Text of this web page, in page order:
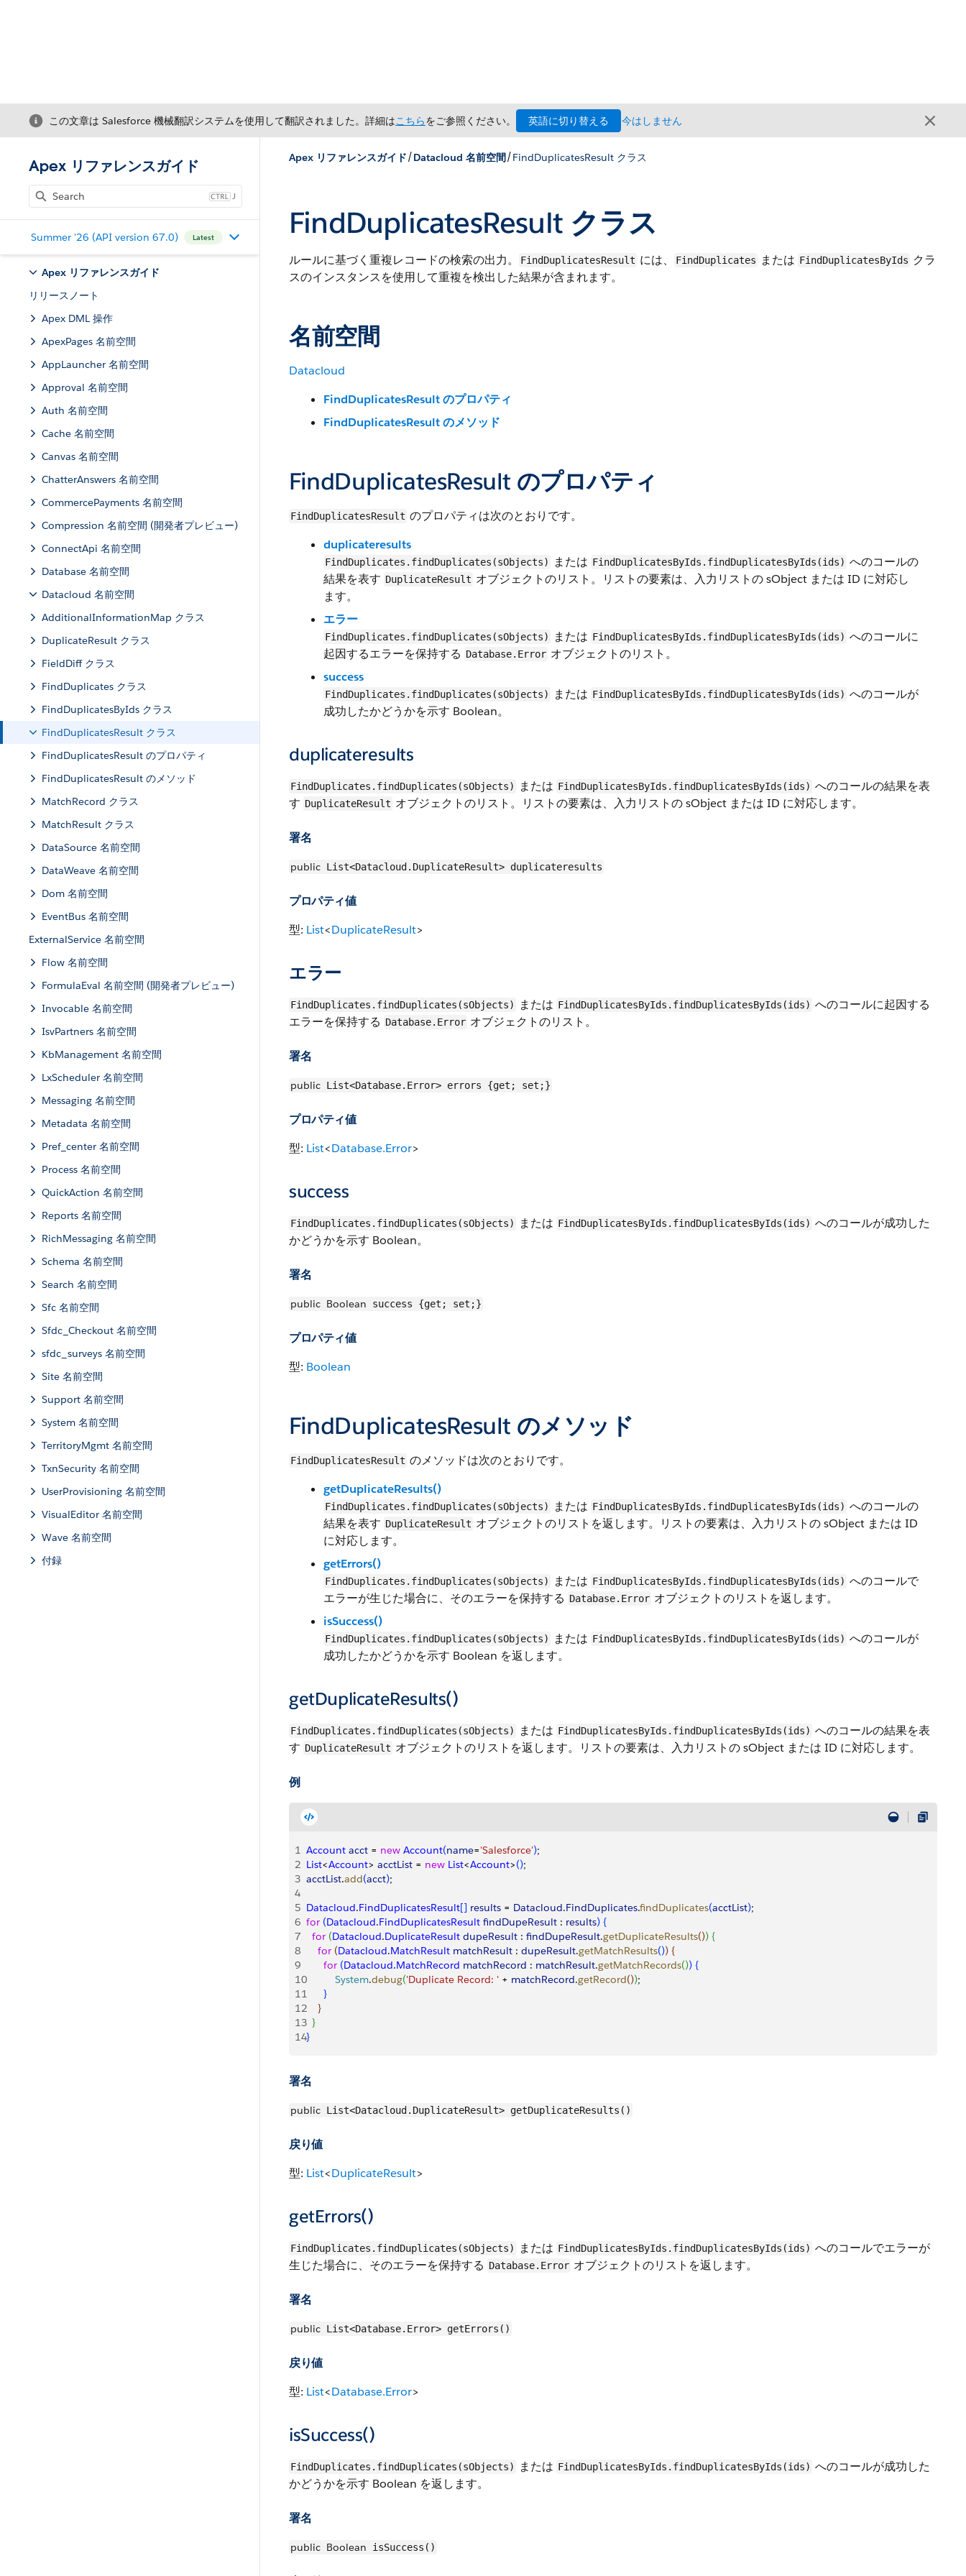
この文章は Salesforce 機械翻訳システムを使用して翻訳されました。詳細はこちらをご参照ください。 英語に切り替える 今はしません
Apex リファレンスガイド
J
Summer '26 (API version 67.0) Latest
Apex リファレンスガイド
リリースノート
Apex DML 操作
ApexPages 名前空間
AppLauncher 名前空間
Approval 名前空間
Auth 名前空間
Cache 名前空間
Canvas 名前空間
ChatterAnswers 名前空間
CommercePayments 名前空間
Compression 名前空間 (開発者プレビュー)
ConnectApi 名前空間
Database 名前空間
Datacloud 名前空間
AdditionalInformationMap クラス
DuplicateResult クラス
FieldDiff クラス
FindDuplicates クラス
FindDuplicatesByIds クラス
FindDuplicatesResult クラス
FindDuplicatesResult のプロパティ
FindDuplicatesResult のメソッド
MatchRecord クラス
MatchResult クラス
DataSource 名前空間
DataWeave 名前空間
Dom 名前空間
EventBus 名前空間
ExternalService 名前空間
Flow 名前空間
FormulaEval 名前空間 (開発者プレビュー)
Invocable 名前空間
IsvPartners 名前空間
KbManagement 名前空間
LxScheduler 名前空間
Messaging 名前空間
Metadata 名前空間
Pref_center 名前空間
Process 名前空間
QuickAction 名前空間
Reports 名前空間
RichMessaging 名前空間
Schema 名前空間
Search 名前空間
Sfc 名前空間
Sfdc_Checkout 名前空間
sfdc_surveys 名前空間
Site 名前空間
Support 名前空間
System 名前空間
TerritoryMgmt 名前空間
TxnSecurity 名前空間
UserProvisioning 名前空間
VisualEditor 名前空間
Wave 名前空間
付録
Apex リファレンスガイド/Datacloud 名前空間/FindDuplicatesResult クラス
FindDuplicatesResult クラス
ルールに基づく重複レコードの検索の出力。 FindDuplicatesResult には、 FindDuplicates または FindDuplicatesByIds クラ
スのインスタンスを使用して重複を検出した結果が含まれます。
名前空間
Datacloud
FindDuplicatesResult のプロパティ
FindDuplicatesResult のメソッド
FindDuplicatesResult のプロパティ
FindDuplicatesResult のプロパティは次のとおりです。
duplicateresults
FindDuplicates.findDuplicates(sObjects) または FindDuplicatesByIds.findDuplicatesByIds(ids) へのコールの
結果を表す DuplicateResult オブジェクトのリスト。リストの要素は、入力リストの sObject または ID に対応し
ます。
エラー
FindDuplicates.findDuplicates(sObjects) または FindDuplicatesByIds.findDuplicatesByIds(ids) へのコールに
起因するエラーを保持する Database.Error オブジェクトのリスト。
success
FindDuplicates.findDuplicates(sObjects) または FindDuplicatesByIds.findDuplicatesByIds(ids) へのコールが
成功したかどうかを示す Boolean。
duplicateresults
FindDuplicates.findDuplicates(sObjects) または FindDuplicatesByIds.findDuplicatesByIds(ids) へのコールの結果を表
す DuplicateResult オブジェクトのリスト。リストの要素は、入力リストの sObject または ID に対応します。
署名
public List<Datacloud.DuplicateResult> duplicateresults
プロパティ値
型: List<DuplicateResult>
エラー
FindDuplicates.findDuplicates(sObjects) または FindDuplicatesByIds.findDuplicatesByIds(ids) へのコールに起因する
エラーを保持する Database.Error オブジェクトのリスト。
署名
public List<Database.Error> errors {get; set;}
プロパティ値
型: List<Database.Error>
success
FindDuplicates.findDuplicates(sObjects) または FindDuplicatesByIds.findDuplicatesByIds(ids) へのコールが成功した
かどうかを示す Boolean。
署名
public Boolean success {get; set;}
プロパティ値
型: Boolean
FindDuplicatesResult のメソッド
FindDuplicatesResult のメソッドは次のとおりです。
getDuplicateResults()
FindDuplicates.findDuplicates(sObjects) または FindDuplicatesByIds.findDuplicatesByIds(ids) へのコールの
結果を表す DuplicateResult オブジェクトのリストを返します。リストの要素は、入力リストの sObject または ID
に対応します。
getErrors()
FindDuplicates.findDuplicates(sObjects) または FindDuplicatesByIds.findDuplicatesByIds(ids) へのコールで
エラーが生じた場合に、そのエラーを保持する Database.Error オブジェクトのリストを返します。
isSuccess()
FindDuplicates.findDuplicates(sObjects) または FindDuplicatesByIds.findDuplicatesByIds(ids) へのコールが
成功したかどうかを示す Boolean を返します。
getDuplicateResults()
FindDuplicates.findDuplicates(sObjects) または FindDuplicatesByIds.findDuplicatesByIds(ids) へのコールの結果を表
す DuplicateResult オブジェクトのリストを返します。リストの要素は、入力リストの sObject または ID に対応します。
例
1 Account acct = new Account(name='Salesforce');
2 List<Account> acctList = new List<Account>();
3 acctList.add(acct);
4
5 Datacloud.FindDuplicatesResult[] results = Datacloud.FindDuplicates.findDuplicates(acctList);
6 for (Datacloud.FindDuplicatesResult findDupeResult : results) {
7
  for
(Datacloud.DuplicateResult dupeResult : findDupeResult.getDuplicateResults()) {
8
    for
(Datacloud.MatchResult matchResult : dupeResult.getMatchResults()) {
9
      for
(Datacloud.MatchRecord matchRecord : matchResult.getMatchRecords()) {
10
          System
.debug('Duplicate Record: ' + matchRecord.getRecord());
11
}
12
}
13 }
14}
署名
public List<Datacloud.DuplicateResult> getDuplicateResults()
戻り値
型: List<DuplicateResult>
getErrors()
FindDuplicates.findDuplicates(sObjects) または FindDuplicatesByIds.findDuplicatesByIds(ids) へのコールでエラーが
生じた場合に、そのエラーを保持する Database.Error オブジェクトのリストを返します。
署名
public List<Database.Error> getErrors()
戻り値
型: List<Database.Error>
isSuccess()
FindDuplicates.findDuplicates(sObjects) または FindDuplicatesByIds.findDuplicatesByIds(ids) へのコールが成功した
かどうかを示す Boolean を返します。
署名
public Boolean isSuccess()